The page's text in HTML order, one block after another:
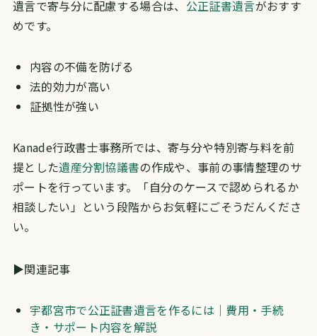
遺言で寄与分に配慮する場合は、 公正証書遺言がおすす
めです。
内容の不備を防げる
法的効力が高い
証拠性が強い
Kanade行政書士事務所では、寄与分や特別寄与料を前
提とした遺産分割協議書の作成や、事前の事情整理のサ
ポートを行っています。「自分のケースで認められるか
相談したい」という段階からお気軽にごそうだんくださ
い。
▶関連記事
宇都宮市で公正証書遺言を作るには｜費用・手続
き・サポート内容を解説